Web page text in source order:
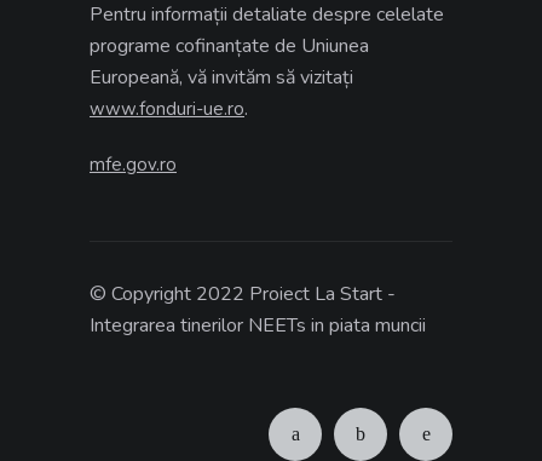
Pentru informații detaliate despre celelate
programe cofinanțate de Uniunea
Europeană, vă invităm să vizitați
www.fonduri-ue.ro.
mfe.gov.ro
© Copyright 2022 Proiect La Start -
Integrarea tinerilor NEETs in piata muncii